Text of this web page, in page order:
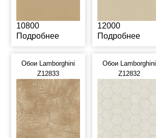
10800
Подробнее
12000
Подробнее
Обои Lamborghini
Z12833
Обои Lamborghini
Z12832